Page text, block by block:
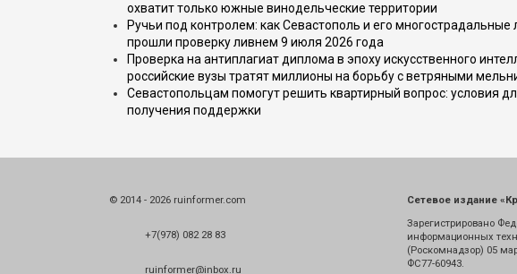
охватит только южные винодельческие территории
Ручьи под контролем: как Севастополь и его многострадальные
прошли проверку ливнем 9 июля 2026 года
Проверка на антиплагиат диплома в эпоху искусственного
российские вузы тратят миллионы на борьбу с ветряными
Севастопольцам помогут решить квартирный вопрос: условия
получения поддержки
© 2014 - 2026 ruinformer.com
+7(978) 082 28 83
ruinformer@inbox.ru
Сетевое издание
Зарегистрировано
информационных
(Роскомнадзор) 05
ФС77-60943.